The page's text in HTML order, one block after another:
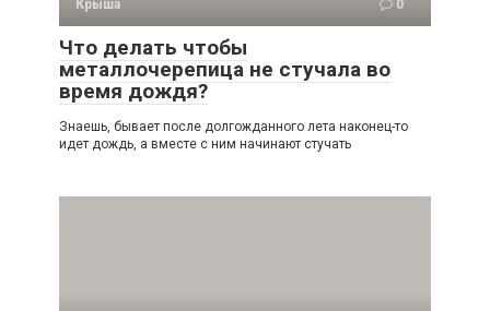
Крыша 0
Что делать чтобы
металлочерепица не стучала во
время дождя?
Знаешь, бывает после долгожданного лета наконец-то
идет дождь, а вместе с ним начинают стучать